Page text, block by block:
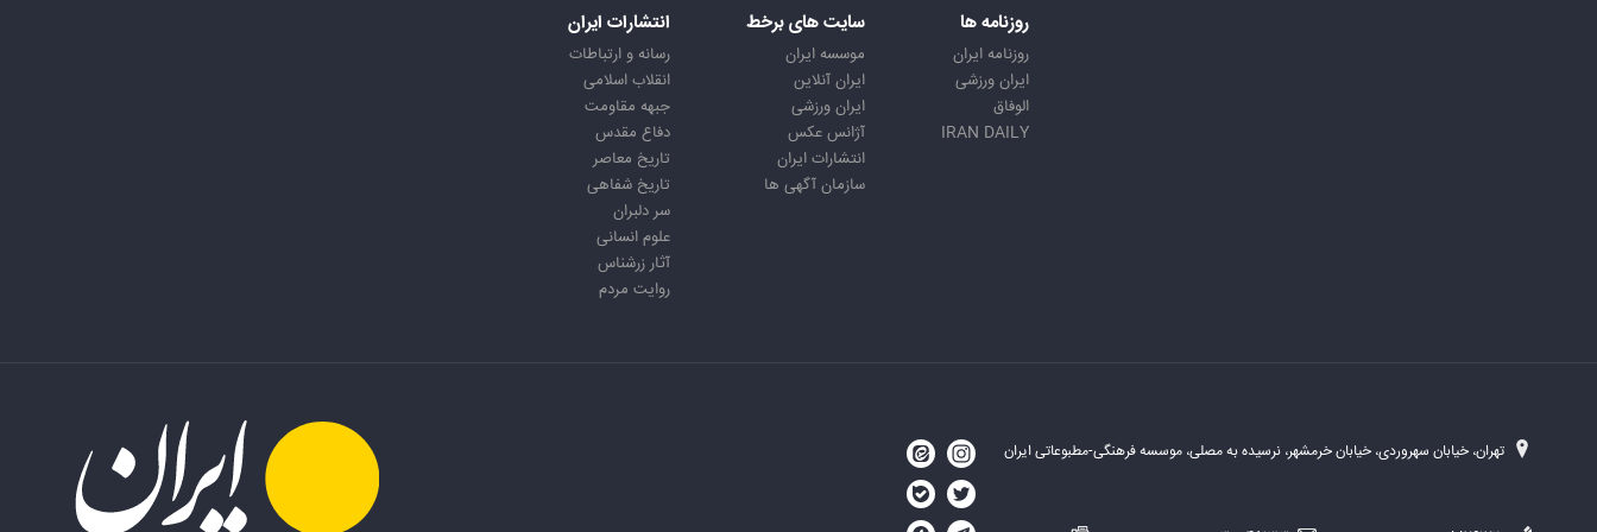
روزنامه ها
روزنامه ایران
ایران ورزشی
الوفاق
IRAN DAILY
سایت های برخط
موسسه ایران
ایران آنلاین
ایران ورزشی
آژانس عکس
انتشارات ایران
سازمان آگهی ها
انتشارات ایران
رسانه و ارتباطات
انقلاب اسلامی
جبهه مقاومت
دفاع مقدس
تاریخ معاصر
تاریخ شفاهی
سر دلبران
علوم انسانی
آثار زرشناس
روایت مردم
تهران، خیابان سهروردی، خیابان خرمشهر، نرسیده به مصلی، موسسه فرهنگی-مطبوعاتی ایران